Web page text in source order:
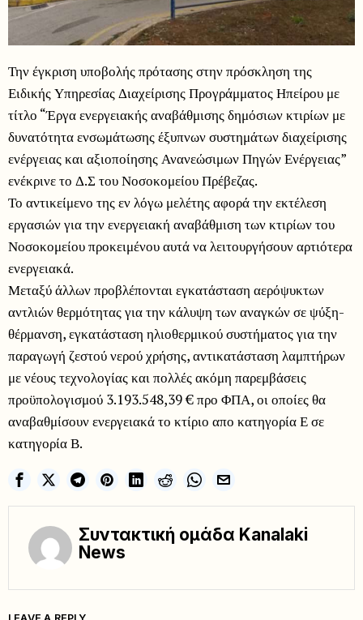
Την έγκριση υποβολής πρότασης στην πρόσκληση της
Ειδικής Υπηρεσίας Διαχείρισης Προγράμματος Ηπείρου με
τίτλο “Έργα ενεργειακής αναβάθμισης δημόσιων κτιρίων με
δυνατότητα ενσωμάτωσης έξυπνων συστημάτων διαχείρισης
ενέργειας και αξιοποίησης Ανανεώσιμων Πηγών Ενέργειας”
ενέκρινε το Δ.Σ του Νοσοκομείου Πρέβεζας.
Το αντικείμενο της εν λόγω μελέτης αφορά την εκτέλεση
εργασιών για την ενεργειακή αναβάθμιση των κτιρίων του
Νοσοκομείου προκειμένου αυτά να λειτουργήσουν αρτιότερα
ενεργειακά.
Μεταξύ άλλων προβλέπονται εγκατάσταση αερόψυκτων
αντλιών θερμότητας για την κάλυψη των αναγκών σε ψύξη-
θέρμανση, εγκατάσταση ηλιοθερμικού συστήματος για την
παραγωγή ζεστού νερού χρήσης, αντικατάσταση λαμπτήρων
με νέους τεχνολογίας και πολλές ακόμη παρεμβάσεις
προϋπολογισμού 3.193.548,39 € προ ΦΠΑ, οι οποίες θα
αναβαθμίσουν ενεργειακά το κτίριο απο κατηγορία Ε σε
κατηγορία Β.
Συντακτική ομάδα Kanalaki
News